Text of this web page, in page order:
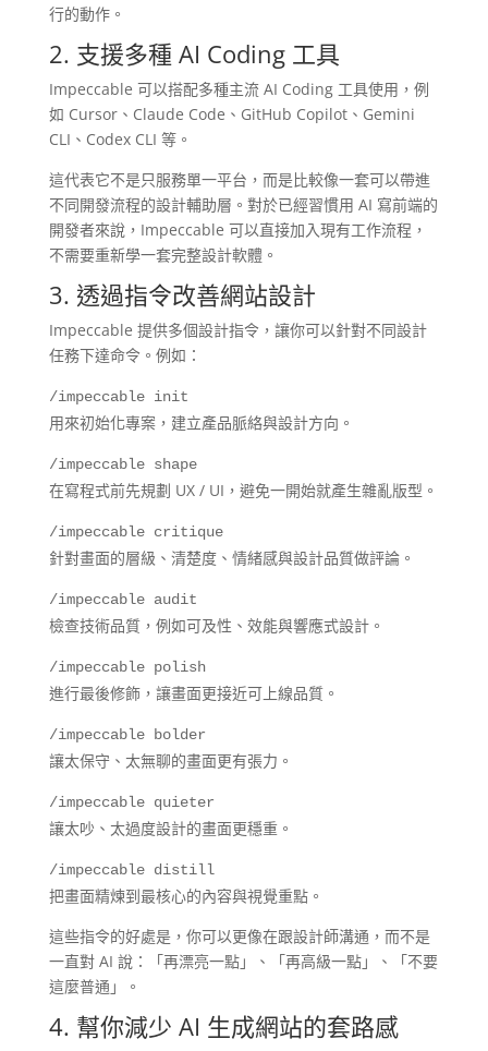
行的動作。
2. 支援多種 AI Coding 工具
Impeccable 可以搭配多種主流 AI Coding 工具使用，例
如 Cursor、Claude Code、GitHub Copilot、Gemini
CLI、Codex CLI 等。
這代表它不是只服務單一平台，而是比較像一套可以帶進
不同開發流程的設計輔助層。對於已經習慣用 AI 寫前端的
開發者來說，Impeccable 可以直接加入現有工作流程，
不需要重新學一套完整設計軟體。
3. 透過指令改善網站設計
Impeccable 提供多個設計指令，讓你可以針對不同設計
任務下達命令。例如：
/impeccable init
用來初始化專案，建立產品脈絡與設計方向。
/impeccable shape
在寫程式前先規劃 UX / UI，避免一開始就產生雜亂版型。
/impeccable critique
針對畫面的層級、清楚度、情緒感與設計品質做評論。
/impeccable audit
檢查技術品質，例如可及性、效能與響應式設計。
/impeccable polish
進行最後修飾，讓畫面更接近可上線品質。
/impeccable bolder
讓太保守、太無聊的畫面更有張力。
/impeccable quieter
讓太吵、太過度設計的畫面更穩重。
/impeccable distill
把畫面精煉到最核心的內容與視覺重點。
這些指令的好處是，你可以更像在跟設計師溝通，而不是
一直對 AI 說：「再漂亮一點」、「再高級一點」、「不要
這麼普通」。
4. 幫你減少 AI 生成網站的套路感